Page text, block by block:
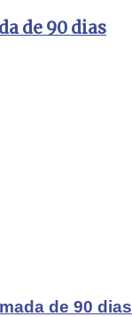
de 90 dias
de 90 dias